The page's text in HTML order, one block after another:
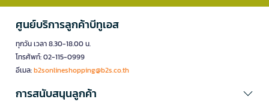
ศูนย์บริการลูกค้าบีทูเอส
ทุกวัน เวลา 8.30-18.00 น.
โทรศัพท์: 02-115-0999
อีเมล:b2sonlineshopping@b2s.co.th
การสนับสนุนลูกค้า